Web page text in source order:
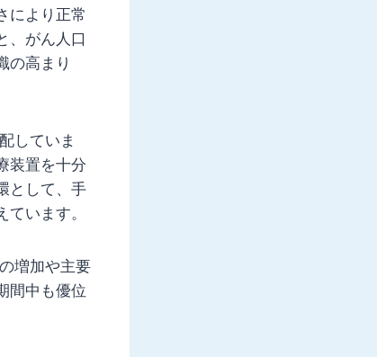
により正常
、がん人口
の高まり
していま
装置を十分
として、手
います。
増加や主要
間中も優位